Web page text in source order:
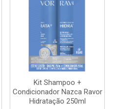
Kit Shampoo +
Condicionador Nazca Ravor
Hidratação 250ml